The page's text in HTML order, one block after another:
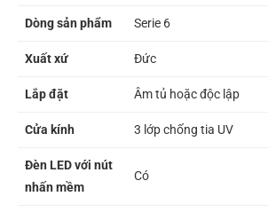
Dòng sản phẩm Serie 6
Xuất xứ Đức
Lắp đặt Âm tủ hoặc độc lập
Cửa kính 3 lớp chống tia UV
Đèn LED với nút
nhấn mềm
Có